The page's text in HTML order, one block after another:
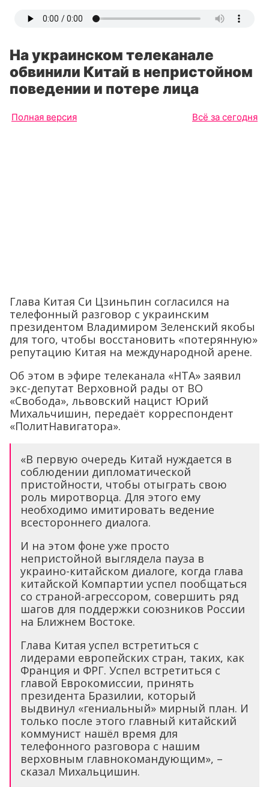
На украинском телеканале
обвинили Китай в непристойном
поведении и потере лица
Полная версия Всё за сегодня
Глава Китая Си Цзиньпин согласился на
телефонный разговор с украинским
президентом Владимиром Зеленский якобы
для того, чтобы восстановить «потерянную»
репутацию Китая на международной арене.
Об этом в эфире телеканала «НТА» заявил
экс-депутат Верховной рады от ВО
«Свобода», львовский нацист Юрий
Михальчишин, передаёт корреспондент
«ПолитНавигатора».
«В первую очередь Китай нуждается в
соблюдении дипломатической
пристойности, чтобы отыграть свою
роль миротворца. Для этого ему
необходимо имитировать ведение
всестороннего диалога.
И на этом фоне уже просто
непристойной выглядела пауза в
украино-китайском диалоге, когда глава
китайской Компартии успел пообщаться
со страной-агрессором, совершить ряд
шагов для поддержки союзников России
на Ближнем Востоке.
Глава Китая успел встретиться с
лидерами европейских стран, таких, как
Франция и ФРГ. Успел встретиться с
главой Еврокомиссии, принять
президента Бразилии, который
выдвинул «гениальный» мирный план. И
только после этого главный китайский
коммунист нашёл время для
телефонного разговора с нашим
верховным главнокомандующим», –
сказал Михальцишин.